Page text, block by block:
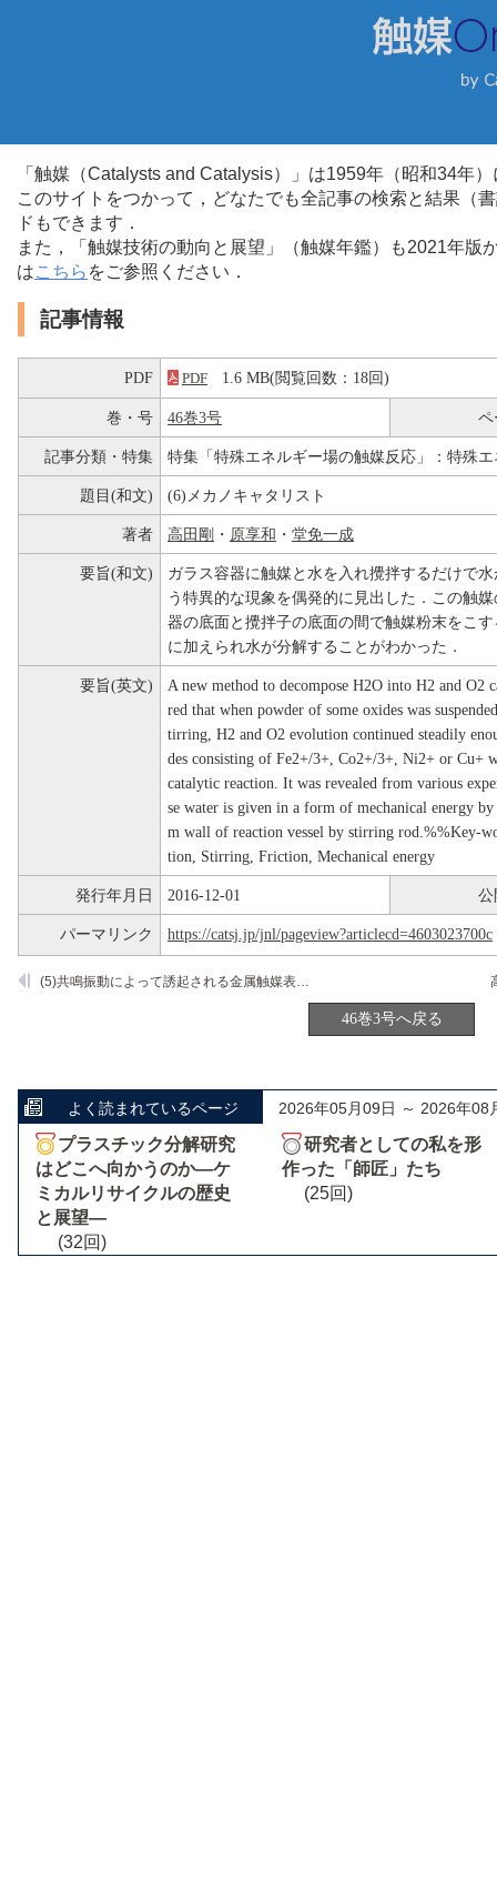
「触媒（Catalysts and Catalysis）」は1959年（昭和34年
このサイトをつかって，どなたでも全記事の検索と結果（
ドもできます．
また，「触媒技術の動向と展望」（触媒年鑑）も2021年
はこちら をご参照ください．
記事情報
PDF PDF 1.6 MB(閲覧回数：18回)
巻・号 46巻3号 ペ
記事分類・特集 特集「特殊エネルギー場の触媒反応」：特殊
題目(和文) (6)メカノキャタリスト
著者 高田剛 ・ 原享和 ・ 堂免一成
要旨(和文)
ガラス容器に触媒と水を入れ攪拌するだけで
う特異的な現象を偶発的に見出した．この触
器の底面と攪拌子の底面の間で触媒粉末をこ
に加えられ水が分解することがわかった．
要旨(英文)
A new method to decompose H2O into H2 and O2
red that when powder of some oxides was
tirring, H2 and O2 evolution continued steadily
des consisting of Fe2+/3+, Co2+/3+, Ni2+ or Cu+
catalytic reaction. It was revealed from various
se water is given in a form of mechanical energy
m wall of reaction vessel by stirring rod.%%Key-
tion, Stirring, Friction, Mechanical energy
発行年月日 2016-12-01 公
パーマリンク https://catsj.jp/jnl/pageview?articlecd=4603023700c
(5)共鳴振動によって誘起される金属触媒表面の反応場
46巻3号へ戻る
よく読まれているページ 2026年05月09日 ～ 2026年08
プラスチック分解研究
はどこへ向かうのか―ケ
ミカルリサイクルの歴史
と展望―
(32回)
研究者としての私を形
作った「師匠」たち
(25回)